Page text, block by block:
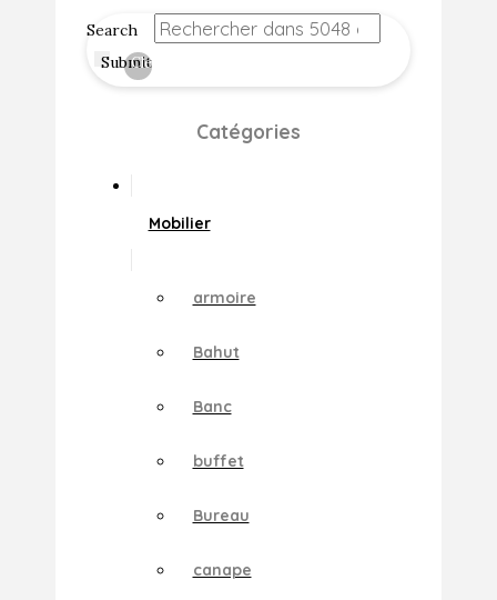
Search
Submit
Clear
Catégories
Mobilier
armoire
Bahut
Banc
buffet
Bureau
canape